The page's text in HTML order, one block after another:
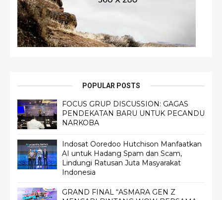
POPULAR POSTS
FOCUS GRUP DISCUSSION: GAGAS
PENDEKATAN BARU UNTUK PECANDU
NARKOBA
Indosat Ooredoo Hutchison Manfaatkan
AI untuk Hadang Spam dan Scam,
Lindungi Ratusan Juta Masyarakat
Indonesia
GRAND FINAL “ASMARA GEN Z